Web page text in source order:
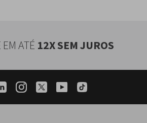
ATÉ 12X SEM JUROS